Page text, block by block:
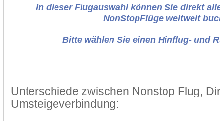
In dieser Flugauswahl können Sie direkt
NonStopFlüge weltweit
Bitte wählen Sie einen Hinflug- und
Unterschiede zwischen Nonstop Flug,
Umsteigeverbindung: